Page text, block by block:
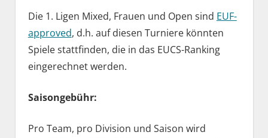
Die 1. Ligen Mixed, Frauen und Open sind EUF-
approved, d.h. auf diesen Turniere könnten
Spiele stattfinden, die in das EUCS-Ranking
eingerechnet werden.
Saisongebühr:
Pro Team, pro Division und Saison wird